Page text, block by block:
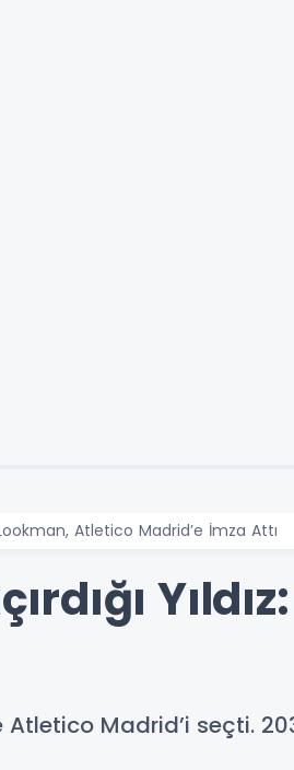
Lookman, Atletico Madrid’e İmza Attı
Madrid’i seçti.